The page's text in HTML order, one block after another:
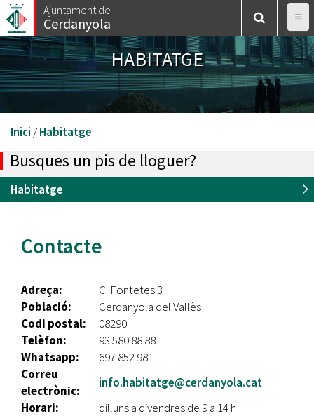
Vés
al
contingut
Ajuntament de
Cerdanyola
HABITATGE
Esteu
aquí
Inici /Habitatge
Busques un pis de lloguer?
Habitatge
Contacte
Adreça:
C. Fontetes 3
Població:
Cerdanyola del Vallès
Codi postal:
08290
Telèfon:
93 580 88 88
Whatsapp:
697 852 981
Correu
electrònic:
info.habitatge@cerdanyola.cat
Horari:
dilluns a divendres de 9 a 14 h